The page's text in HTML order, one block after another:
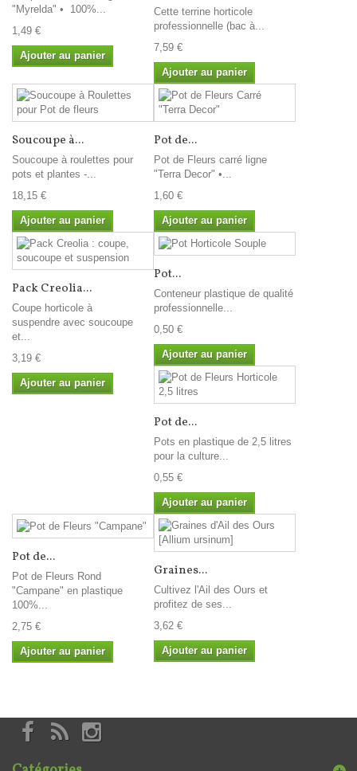
"Myrelda" • 100%...
1,49 €
Ajouter au panier
Cette terrine horticole
professionnelle (bac à...
7,59 €
Ajouter au panier
Soucoupe à...
Soucoupe à roulettes pour
pots et plantes -...
18,15 €
Ajouter au panier
Pot de...
Pot de Fleurs carré ligne
"Terra Decor" •...
1,60 €
Ajouter au panier
Pack Creolia...
Coupe horticole à
suspendre avec soucoupe
et...
3,19 €
Ajouter au panier
Pot...
Conteneur plastique de qualité
professionnelle...
0,50 €
Ajouter au panier
Pot de...
Pots en plastique de 2,5 litres
pour la culture...
0,55 €
Ajouter au panier
Pot de...
Pot de Fleurs Rond
"Campane" en plastique
100%...
2,75 €
Ajouter au panier
Graines...
Cultivez l'Ail des Ours et
profitez de ses...
3,62 €
Ajouter au panier